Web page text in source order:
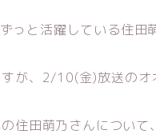
と活躍している住田
が、2/10(金)放送の
住田萌乃さんについて